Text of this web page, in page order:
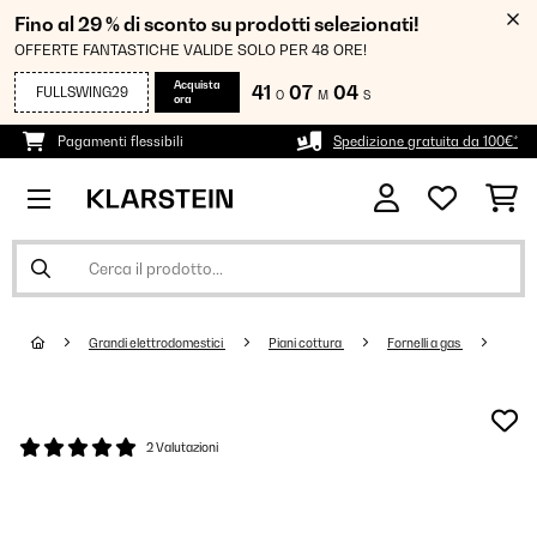
Fino al 29 % di sconto su prodotti selezionati!
OFFERTE FANTASTICHE VALIDE SOLO PER 48 ORE!
FULLSWING29
Acquista
ora
41 O 07 M 04 S
Pagamenti flessibili Spedizione gratuita da 100€*
Grandi elettrodomestici Piani cottura Fornelli a gas
2 Valutazioni